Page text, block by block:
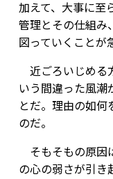
加えて、大事に至
管理とその仕組み
図っていくことが
近ごろいじめる
いう間違った風潮
とだ。理由の如何
のだ。
そもそもの原因
の心の弱さが引き